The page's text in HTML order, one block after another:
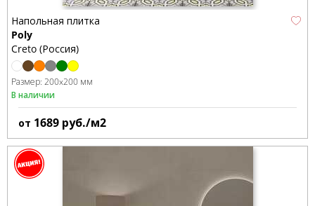
Напольная плитка
Poly
Creto (Россия)
Размер: 200x200 мм
В наличии
от 1689 руб./м2